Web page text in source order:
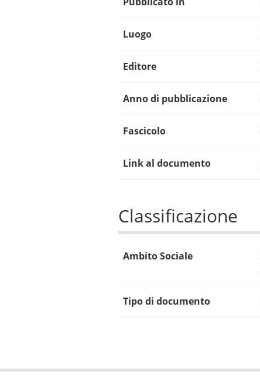
Luogo
Editore
Anno di pubblicazione
Fascicolo
Link al documento
Classificazione
Ambito Sociale
Tipo di documento